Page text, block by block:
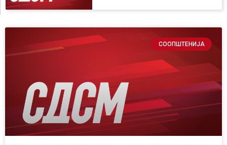
СООПШТЕНИЈА